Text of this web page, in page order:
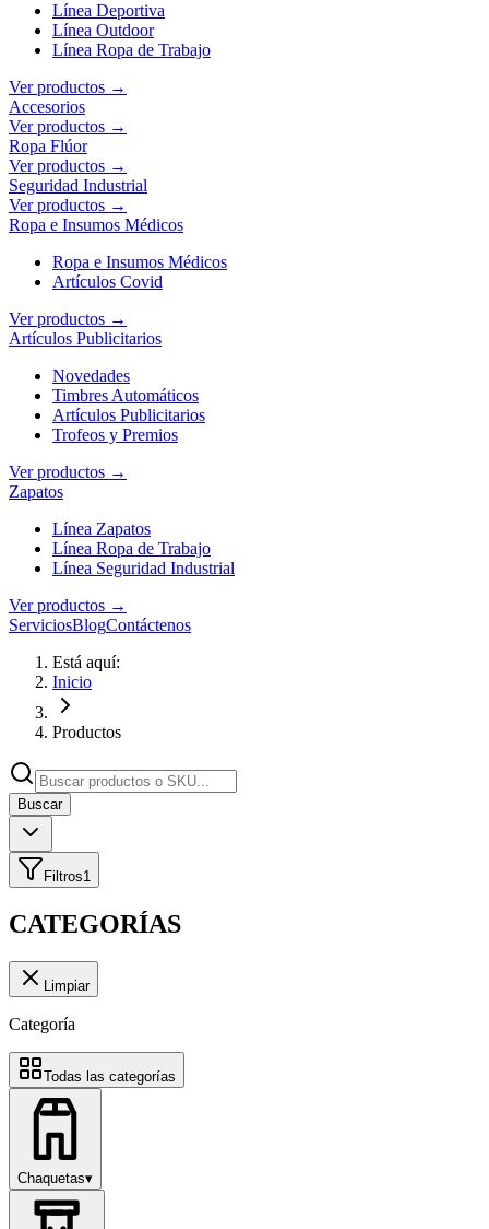
Línea Deportiva
Línea Outdoor
Línea Ropa de Trabajo
Ver productos →
Accesorios
Ver productos →
Ropa Flúor
Ver productos →
Seguridad Industrial
Ver productos →
Ropa e Insumos Médicos
Ropa e Insumos Médicos
Artículos Covid
Ver productos →
Artículos Publicitarios
Novedades
Timbres Automáticos
Artículos Publicitarios
Trofeos y Premios
Ver productos →
Zapatos
Línea Zapatos
Línea Ropa de Trabajo
Línea Seguridad Industrial
Ver productos →
ServiciosBlogContáctenos
Está aquí:
Inicio
Productos
Buscar
Filtros1
CATEGORÍAS
Limpiar
Categoría
Todas las categorías
Chaquetas▾